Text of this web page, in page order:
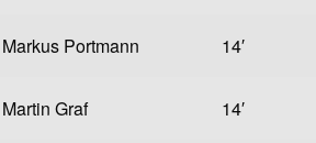
Markus Portmann 14′
Martin Graf 14′